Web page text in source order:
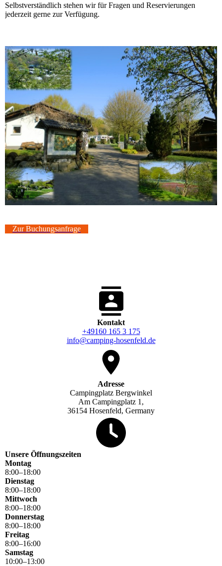
Selbstverständlich stehen wir für Fragen und Reservierungen
jederzeit gerne zur Verfügung.
Zur Buchungsanfrage
Kontakt
+49160 165 3 175
info@camping-hosenfeld.de
Adresse
Campingplatz Bergwinkel
Am Campingplatz 1,
36154 Hosenfeld, Germany
Unsere Öffnungszeiten
Montag
8:00–18:00
Dienstag
8:00–18:00
Mittwoch
8:00–18:00
Donnerstag
8:00–18:00
Freitag
8:00–16:00
Samstag
10:00–13:00